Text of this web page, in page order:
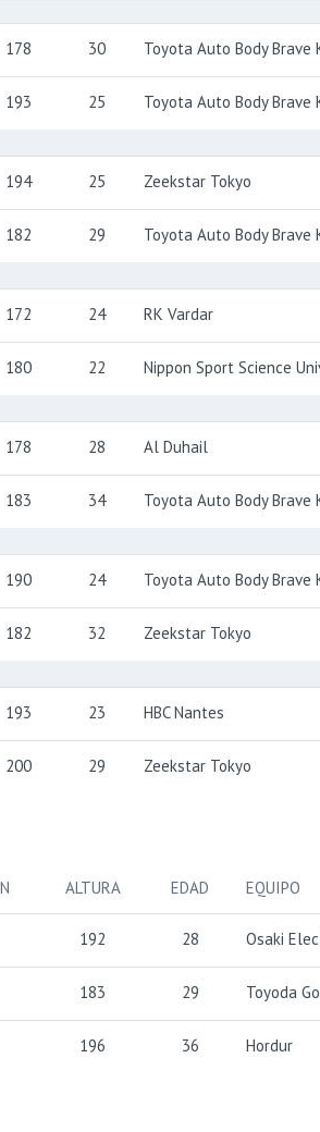
178 30 Toyota Auto Body Brave
193 25 Toyota Auto Body Brave
194 25 Zeekstar Tokyo
182 29 Toyota Auto Body Brave
172 24 RK Vardar
180 22 Nippon Sport Science
178 28 Al Duhail
183 34 Toyota Auto Body Brave
190 24 Toyota Auto Body Brave
182 32 Zeekstar Tokyo
193 23 HBC Nantes
200 29 Zeekstar Tokyo
ALTURA EDAD EQUIPO
192 28 Osaki
183 29 Toyoda
196 36 Hordur